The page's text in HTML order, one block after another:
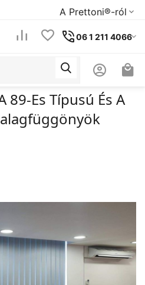
A Prettoni®-ról
06 1 211 4066
89-Es Típusú És A